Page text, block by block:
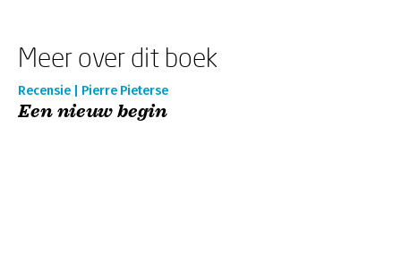
Meer over dit boek
Recensie | Pierre Pieterse
Een nieuw begin